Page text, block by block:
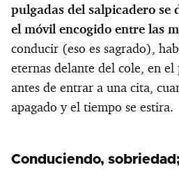
pulgadas del salpicadero se
el móvil encogido entre las
conducir (eso es sagrado),
eternas delante del cole, en
antes de entrar a una cita,
apagado y el tiempo se estira.
Conduciendo,